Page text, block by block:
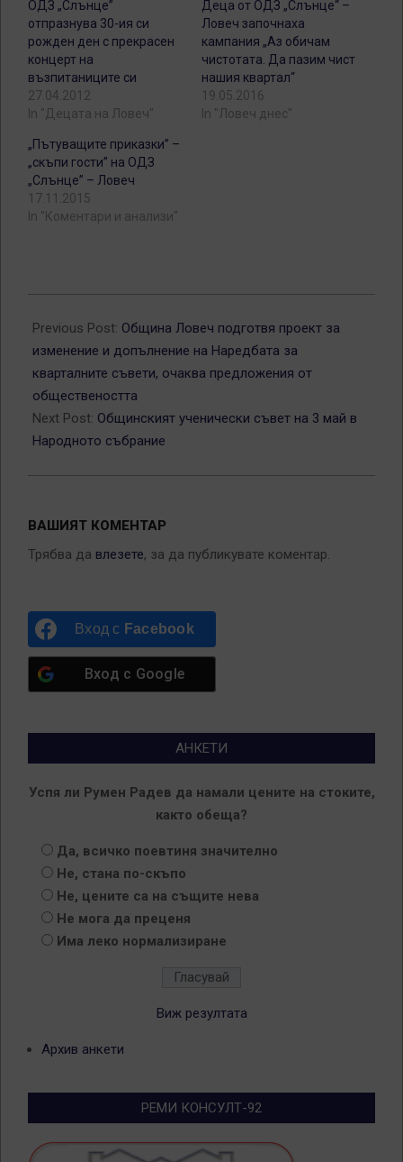
ОДЗ „Слънце”
отпразнува 30-ия си
рожден ден с прекрасен
концерт на
възпитаниците си
27.04.2012
In "Децата на Ловеч"
Деца от ОДЗ „Слънце“ –
Ловеч започнаха
кампания „Аз обичам
чистотата. Да пазим чист
нашия квартал“
19.05.2016
In "Ловеч днес"
„Пътуващите приказки” –
„скъпи гости” на ОДЗ
„Слънце” – Ловеч
17.11.2015
In "Коментари и анализи"
04-
28
Previous Post: Община Ловеч подготвя проект за
изменение и допълнение на Наредбата за
кварталните съвети, очаква предложения от
обществеността
Next Post: Общинският ученически съвет на 3 май в
Народното събрание
ВАШИЯТ КОМЕНТАР
Трябва да влезете, за да публикувате коментар.
Вход с Facebook
Вход с Google
АНКЕТИ
Успя ли Румен Радев да намали цените на стоките,
както обеща?
Да, всичко поевтиня значително
Не, стана по-скъпо
Не, цените са на същите нева
Не мога да преценя
Има леко нормализиране
Виж резултата
Архив анкети
РЕМИ КОНСУЛТ-92